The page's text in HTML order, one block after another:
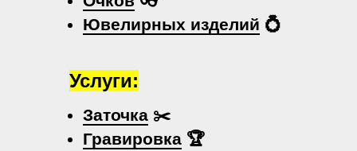
Ювелирных изделий 💍
Заточка ✂️
Гравировка 🏆
Услуги: